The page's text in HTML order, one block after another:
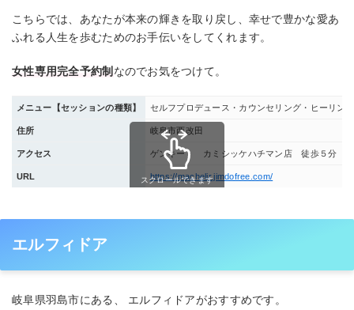
こちらでは、あなたが本来の輝きを取り戻し、幸せで豊かな愛あ
ふれる人生を歩むためのお手伝いをしてくれます。
女性専用完全予約制 なのでお気をつけて。
メニュー【セッションの種類】 セルフプロデュース・カウンセリング・ヒーリン
住所 岐阜市西改田
アクセス ゲンキー カミシッケハチマン店 徒歩５分
URL https://machelir.jimdofree.com/
スクロールできます
エルフィドア
岐阜県羽島市にある、 エルフィドアがおすすめです。